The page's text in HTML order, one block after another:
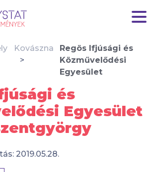
Kovászna
Regös Ifjúsági és
Közművelődési
Egyesület
és
Egyesület
2019.05.28.